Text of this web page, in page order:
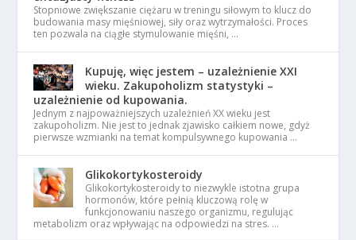
Stopniowe zwiększanie ciężaru w treningu siłowym to klucz do
budowania masy mięśniowej, siły oraz wytrzymałości. Proces
ten pozwala na ciągłe stymulowanie mięśni, …
Kupuję, więc jestem – uzależnienie XXI
wieku. Zakupoholizm statystyki –
uzależnienie od kupowania.
Jednym z najpoważniejszych uzależnień XX wieku jest
zakupoholizm. Nie jest to jednak zjawisko całkiem nowe, gdyż
pierwsze wzmianki na temat kompulsywnego kupowania …
Glikokortykosteroidy
Glikokortykosteroidy to niezwykle istotna grupa
hormonów, które pełnią kluczową rolę w
funkcjonowaniu naszego organizmu, regulując
metabolizm oraz wpływając na odpowiedzi na stres. …